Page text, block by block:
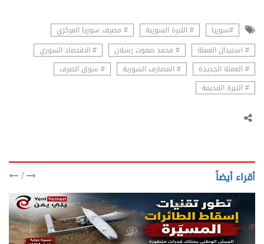
#سوريا # الليرة السورية
# مصرف سوريا المركزي
# استبدال العملة
# محمد صفوت رسلان
# الاقتصاد السوري
# العملة الجديدة
# المصارف السورية
# سوق الصرف
# الليرة القديمة
أقراء أيضاً /